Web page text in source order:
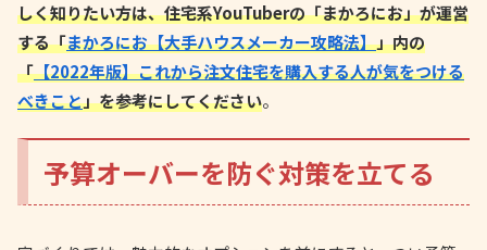
しく知りたい方は、住宅系YouTuberの「まかろにお」が運営
する「まかろにお【大手ハウスメーカー攻略法】」内の
「【2022年版】これから注文住宅を購入する人が気をつける
べきこと」を参考にしてください。
予算オーバーを防ぐ対策を立てる